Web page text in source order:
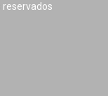
reservados